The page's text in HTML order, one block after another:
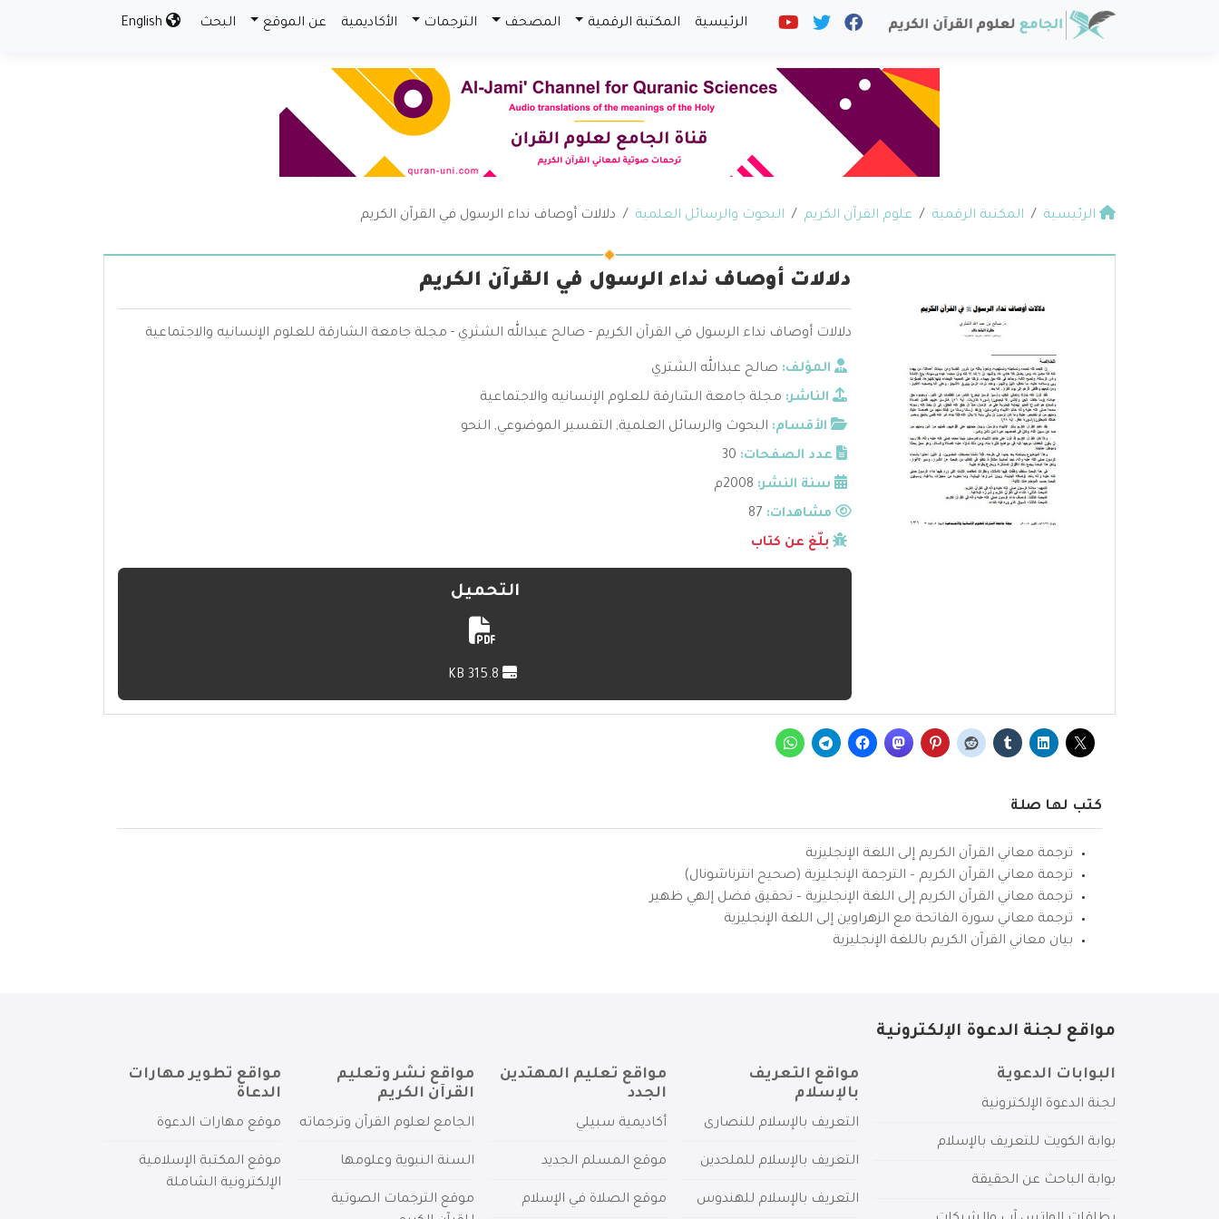
الرئيسية المكتبة الرقمية المصحف الترجمات الأكاديمية عن الموقع البحث
الرئيسية المكتبة الرقمية علوم القرآن الكريم البحوث والرسائل العلمية دلالات أوصاف نداء الرسول في القرآن الكريم
دلالات أوصاف نداء الرسول في القرآن الكريم
دلالات أوصاف نداء الرسول في القرآن الكريم - صالح عبدالله الشثري - مجلة جامعة الشارقة للعلوم الإنسانيه والاجتماعية
المؤلف: صالح عبدالله الشتري
الناشر: مجلة جامعة الشارقة للعلوم الإنسانيه والاجتماعية
الأقسام: البحوث والرسائل العلمية, التفسير الموضوعي, النحو
عدد الصفحات: 30
سنة النشر: 2008م
مشاهدات:
بلّغ عن كتاب
التحميل
كتب لها صلة
ترجمة معاني القرآن الكريم إلى اللغة الإنجليزية
ترجمة معاني القرآن الكريم – الترجمة الإنجليزية (صحيح انترناشونال)
ترجمة معاني القرآن الكريم إلى اللغة الإنجليزية – تحقيق فضل إلهي ظهير
ترجمة معاني سورة الفاتحة مع الزهراوين إلى اللغة الإنجليزية
بيان معاني القرآن الكريم باللغة الإنجليزية
مواقع لجنة الدعوة الإلكترونية
البوابات الدعوية
لجنة الدعوة الإلكترونية
بوابة الكويت للتعريف بالإسلام
بوابة الباحث عن الحقيقة
مواقع التعريف
بالإسلام
التعريف بالإسلام للنصارى
التعريف بالإسلام للملحدين
التعريف بالإسلام للهندوس
مواقع تعليم المهتدين
الجدد
أكاديمية سبيلي
موقع المسلم الجديد
موقع الصلاة في الإسلام
مواقع نشر وتعليم
القرآن الكريم
الجامع لعلوم القرآن وترجماته
السنة النبوية وعلومها
موقع الترجمات الصوتية
مواقع تطوير مهارات
الدعاة
موقع مهارات الدعوة
موقع المكتبة الإسلامية
الإلكترونية الشاملة